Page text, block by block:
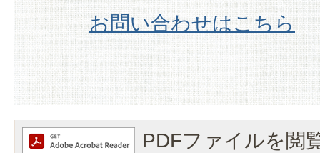
お問い合わせはこちら
PDFファイルを閲